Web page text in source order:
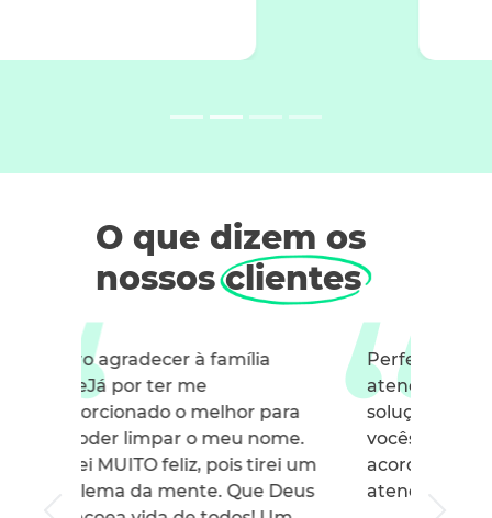
O que dizem os
nossos clientes
Perfeito agora! Adorei o
atendimento, o respeito e a
solução dos problemas com
vocês... Esse já é o segundo
acordo com vocês, e o
atendimento é espetacular!